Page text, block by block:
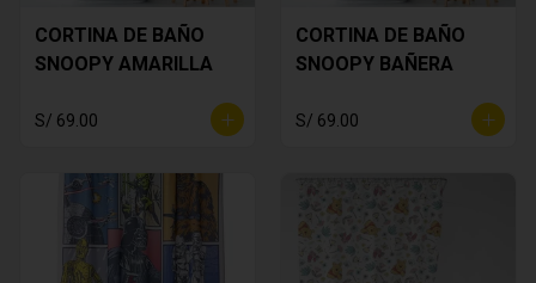
CORTINA DE BAÑO
SNOOPY AMARILLA
S/ 69.00
CORTINA DE BAÑO
SNOOPY BAÑERA
S/ 69.00